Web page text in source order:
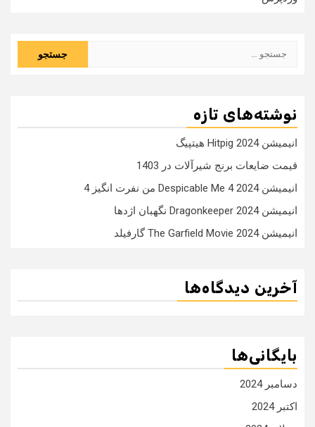
نوشته‌های تازه
انیمیشن Hitpig 2024 هیتپیگ
قیمت ضایعات برنج شیرآلات در 1403
انیمیشن Despicable Me 4 2024 من نفرت انگیز 4
انیمیشن Dragonkeeper 2024 نگهبان اژدها
انیمیشن The Garfield Movie 2024 گارفیلد
آخرین دیدگاه‌ها
بایگانی‌ها
دسامبر 2024
اکتبر 2024